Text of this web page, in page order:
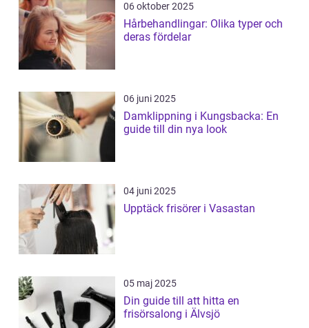
06 oktober 2025
Hårbehandlingar: Olika typer och
deras fördelar
06 juni 2025
Damklippning i Kungsbacka: En
guide till din nya look
04 juni 2025
Upptäck frisörer i Vasastan
05 maj 2025
Din guide till att hitta en
frisörsalong i Älvsjö